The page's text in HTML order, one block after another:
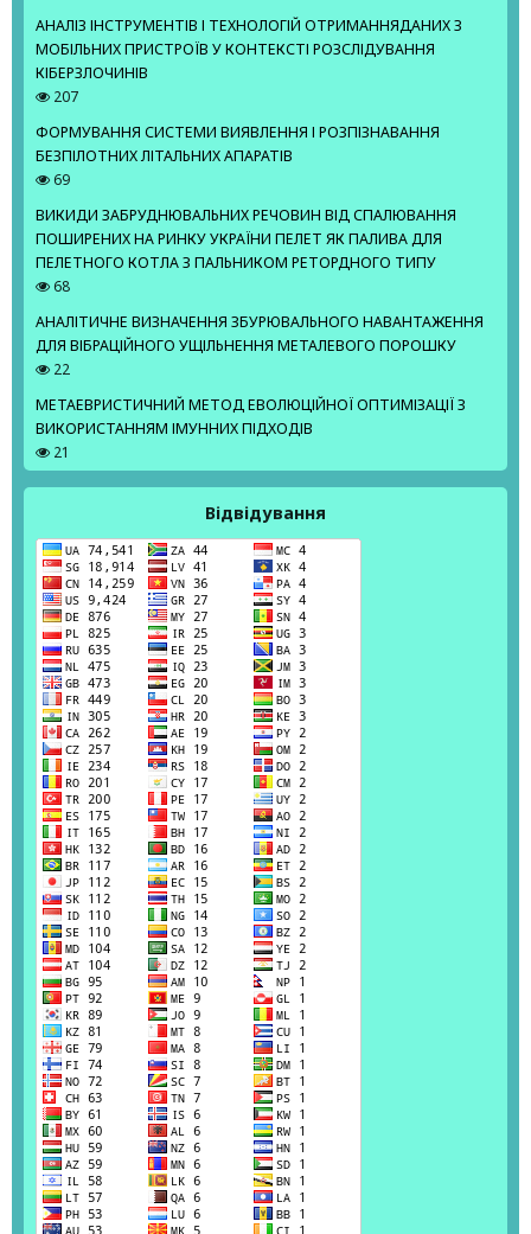
АНАЛІЗ ІНСТРУМЕНТІВ І ТЕХНОЛОГІЙ ОТРИМАННЯДАНИХ З
МОБІЛЬНИХ ПРИСТРОЇВ У КОНТЕКСТІ РОЗСЛІДУВАННЯ
КІБЕРЗЛОЧИНІВ
207
ФОРМУВАННЯ СИСТЕМИ ВИЯВЛЕННЯ І РОЗПІЗНАВАННЯ
БЕЗПІЛОТНИХ ЛІТАЛЬНИХ АПАРАТІВ
69
ВИКИДИ ЗАБРУДНЮВАЛЬНИХ РЕЧОВИН ВІД СПАЛЮВАННЯ
ПОШИРЕНИХ НА РИНКУ УКРАЇНИ ПЕЛЕТ ЯК ПАЛИВА ДЛЯ
ПЕЛЕТНОГО КОТЛА З ПАЛЬНИКОМ РЕТОРДНОГО ТИПУ
68
АНАЛІТИЧНЕ ВИЗНАЧЕННЯ ЗБУРЮВАЛЬНОГО НАВАНТАЖЕННЯ
ДЛЯ ВІБРАЦІЙНОГО УЩІЛЬНЕННЯ МЕТАЛЕВОГО ПОРОШКУ
22
МЕТАЕВРИСТИЧНИЙ МЕТОД ЕВОЛЮЦІЙНОЇ ОПТИМІЗАЦІЇ З
ВИКОРИСТАННЯМ ІМУННИХ ПІДХОДІВ
21
Відвідування